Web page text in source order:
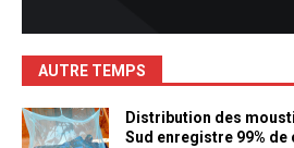
AUTRE TEMPS
Distribution des
Sud enregistre 99% de